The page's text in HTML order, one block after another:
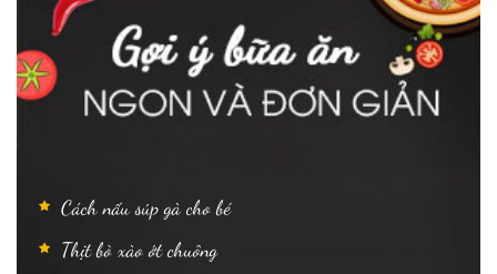
Cách nấu súp gà cho bé
Thịt bò xào ớt chuông